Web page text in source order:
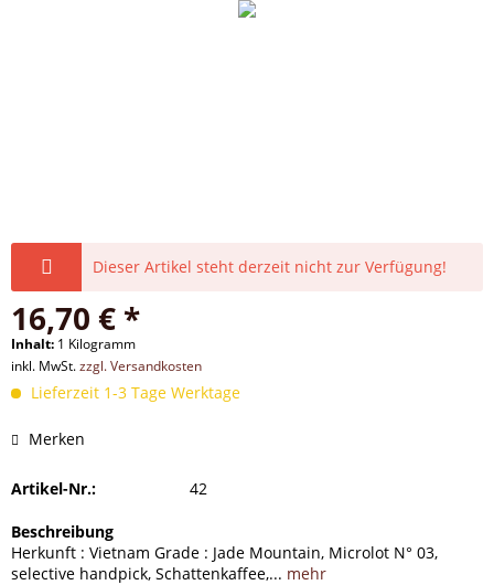
Dieser Artikel steht derzeit nicht zur Verfügung!
16,70 € *
Inhalt: 1 Kilogramm
inkl. MwSt.zzgl. Versandkosten
Lieferzeit 1-3 Tage Werktage
Merken
Artikel-Nr.: 42
Beschreibung
Herkunft : Vietnam Grade : Jade Mountain, Microlot N° 03,
selective handpick, Schattenkaffee,... mehr